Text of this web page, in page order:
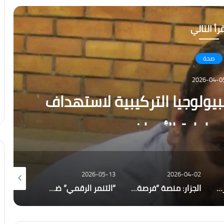
التالي
صحة
2026-04-
التركيبية لاستهداف
إدارة الأمراض
حبيس الأدراج .. مشروع لـ شباب المستقبل يعيد للإسكندرية رونقها بتمويل خارج الموازنة العامة
2026-04-02
الجزار: منصة “فرصة” تراهن على تبسيط الاستثمار وبناء وعي مالي جديد
2026-05-13
“التنمر الرقمي” ضد المرأة مشروع تخرج بتربية عين شمس
2026-04-09